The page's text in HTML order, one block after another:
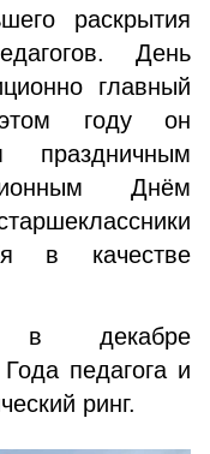
раскрытия
День
главный
году он
праздничным
Днём
в качестве
в декабре
педагога и
ринг.